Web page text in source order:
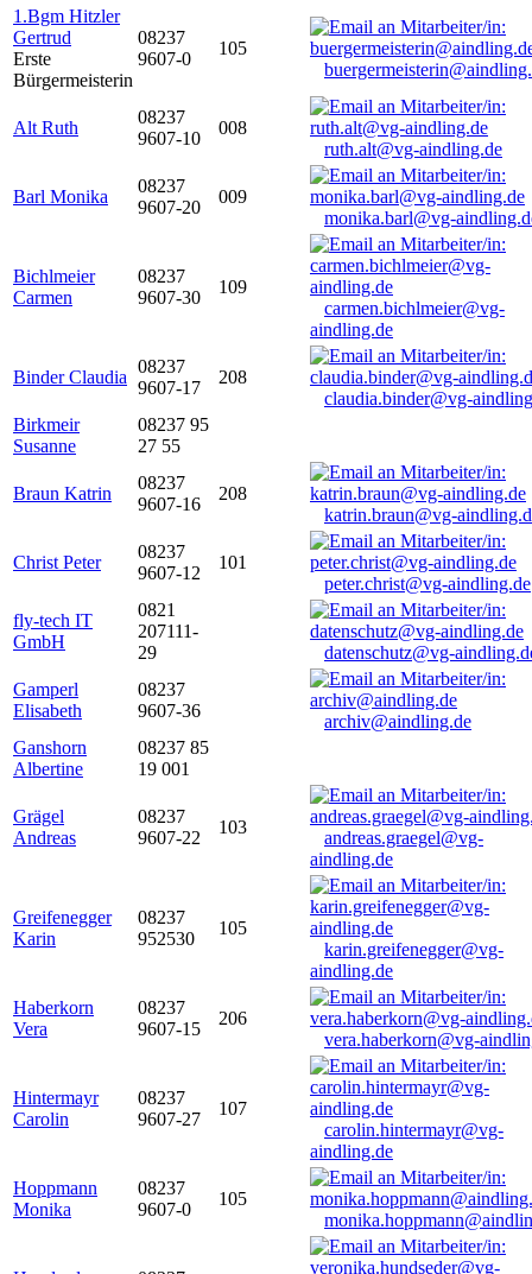
1.Bgm Hitzler
Gertrud
Erste
Bürgermeisterin
08237
9607-0
105
Alt Ruth
08237
9607-10
008
ruth.alt@vg-aindling.de
Barl Monika
08237
9607-20
009
monika.barl@vg-
Bichlmeier
Carmen
08237
9607-30
109
carmen.bichlmeier@vg-
aindling.de
Binder Claudia
08237
9607-17
208
claudia.binder@vg-
Birkmeir
Susanne
08237 95
27 55
Braun Katrin
08237
9607-16
208
katrin.braun@vg-
Christ Peter
08237
9607-12
101
peter.christ@vg-aindling.de
fly-tech IT
GmbH
0821
207111-
29
datenschutz@vg-
Gamperl
Elisabeth
08237
9607-36
archiv@aindling.de
Ganshorn
Albertine
08237 85
19 001
Grägel
Andreas
08237
9607-22
103
andreas.graegel@vg-
aindling.de
Greifenegger
Karin
08237
952530
105
karin.greifenegger@vg-
aindling.de
Haberkorn
Vera
08237
9607-15
206
vera.haberkorn@vg-
Hintermayr
Carolin
08237
9607-27
107
carolin.hintermayr@vg-
aindling.de
Hoppmann
Monika
08237
9607-0
105